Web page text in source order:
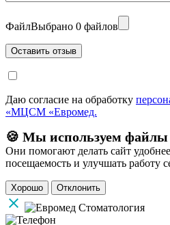
ФайлВыбрано 0 файлов
Даю согласие на обработку
«МЦСМ «Евромед.
🍪 Мы используем файлы
Они помогают делать сайт
посещаемость и улучшать работу
Хорошо Отклонить